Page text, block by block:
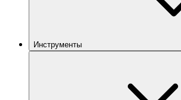
Инструменты